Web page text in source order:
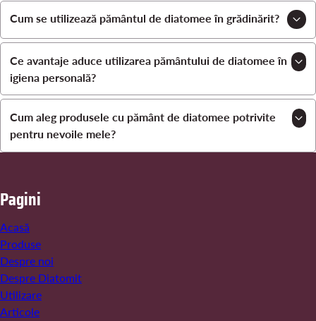
Cum se utilizează pământul de diatomee în grădinărit?
Ce avantaje aduce utilizarea pământului de diatomee în
igiena personală?
Cum aleg produsele cu pământ de diatomee potrivite
pentru nevoile mele?
Pagini
Acasă
Produse
Despre noi
Despre Diatomit
Utilizare
Articole